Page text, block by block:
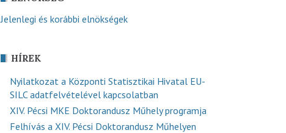
Jelenlegi és korábbi elnökségek
HÍREK
Nyilatkozat a Központi Statisztikai Hivatal EU-
SILC adatfelvételével kapcsolatban
XIV. Pécsi MKE Doktorandusz Műhely programja
Felhívás a XIV. Pécsi Doktorandusz Műhelyen